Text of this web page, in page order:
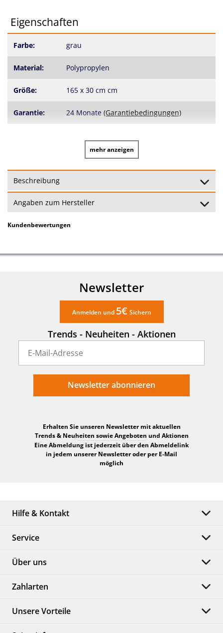
Eigenschaften
Farbe: grau
Material: Polypropylen
Größe: 165 x 30 cm cm
Garantie: 24 Monate (Garantiebedingungen)
mehr anzeigen
Beschreibung
Angaben zum Hersteller
Kundenbewertungen
Newsletter
Anmelden und 5€ Sichern
Trends - Neuheiten - Aktionen
Newsletter abonnieren
Erhalten Sie unseren Newsletter mit aktuellen
Trends & Neuheiten sowie Angeboten und Aktionen
Eine Abmeldung ist jederzeit über den Abmeldelink
in jedem unserer Newsletter oder per E-Mail
möglich
Hilfe & Kontakt
Service
Über uns
Zahlarten
Unsere Vorteile